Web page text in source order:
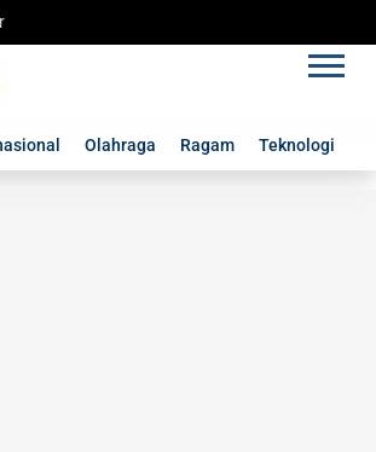
Olahraga Ragam Teknologi